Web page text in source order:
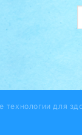
технологии для